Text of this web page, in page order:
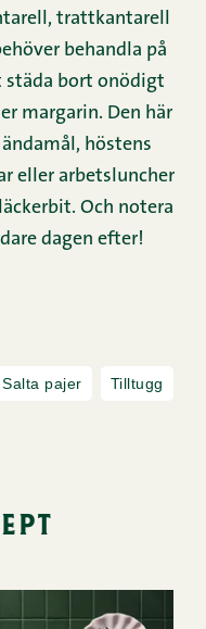
trattkantarell
behandla på
städa bort onödigt
margarin. Den här
höstens
eller arbetsluncher
Och notera
dagen efter!
Salta pajer Tilltugg